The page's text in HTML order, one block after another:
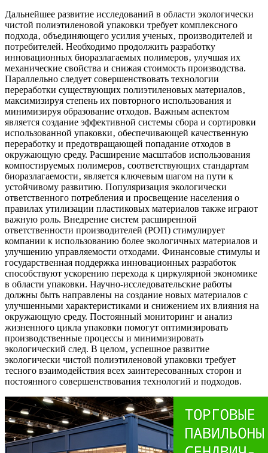
Дальнейшее развитие исследований в области экологически
чистой полиэтиленовой упаковки требует комплексного
подхода‚ объединяющего усилия ученых‚ производителей и
потребителей. Необходимо продолжить разработку
инновационных биоразлагаемых полимеров‚ улучшая их
механические свойства и снижая стоимость производства.
Параллельно следует совершенствовать технологии
переработки существующих полиэтиленовых материалов‚
максимизируя степень их повторного использования и
минимизируя образование отходов. Важным аспектом
является создание эффективной системы сбора и сортировки
использованной упаковки‚ обеспечивающей качественную
переработку и предотвращающей попадание отходов в
окружающую среду. Расширение масштабов использования
компостируемых полимеров‚ соответствующих стандартам
биоразлагаемости‚ является ключевым шагом на пути к
устойчивому развитию. Популяризация экологически
ответственного потребления и просвещение населения о
правилах утилизации пластиковых материалов также играют
важную роль. Внедрение систем расширенной
ответственности производителей (РОП) стимулирует
компании к использованию более экологичных материалов и
улучшению управляемости отходами. Финансовые стимулы и
государственная поддержка инновационных разработок
способствуют ускорению перехода к циркулярной экономике
в области упаковки. Научно-исследовательские работы
должны быть направлены на создание новых материалов с
улучшенными характеристиками и снижением их влияния на
окружающую среду. Постоянный мониторинг и анализ
жизненного цикла упаковки помогут оптимизировать
производственные процессы и минимизировать
экологический след. В целом‚ успешное развитие
экологически чистой полиэтиленовой упаковки требует
тесного взаимодействия всех заинтересованных сторон и
постоянного совершенствования технологий и подходов.